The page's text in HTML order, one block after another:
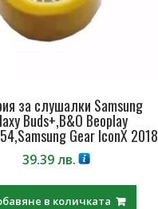
за слушалки Samsung
Buds+,B&O Beoplay
Gear IconX 2018
39.39лв.
в количката